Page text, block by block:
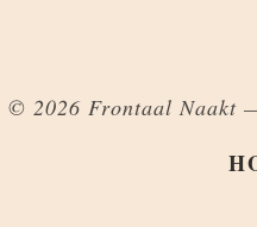
© 2026 Frontaal Naakt